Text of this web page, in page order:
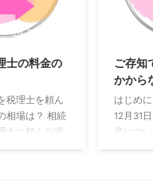
しかし、配
を使えば0円
ただし、この
には、必ず相
書の提出が必
で、専門家ま
ご相談をお願
合 １、
者と親
者がい
親 ３、
位の人
位と２
になる
2023/2/10
士の料金の
税理士を頼ん
相場は？ 相続
士に頼んだ場
ご存知
かから
はじめ
12月31
産につ